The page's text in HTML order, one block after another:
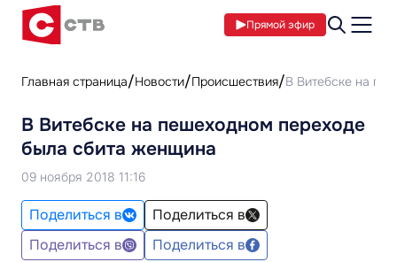
Прямой эфир
Главная страница Новости Происшествия В Витебске на
В Витебске на пешеходном переходе
была сбита женщина
09 ноября 2018 11:16
Поделиться в
Поделиться в
Поделиться в
Поделиться в